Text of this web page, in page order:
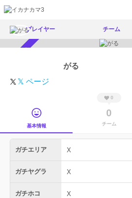
プレイヤー チーム
がる
𝕏 ページ
基本情報
0
0
チーム
ガチエリア X
ガチヤグラ X
ガチホコ X